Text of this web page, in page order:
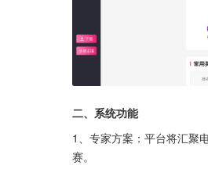
二、系统功能
1、专家方案：平台将汇聚
赛。